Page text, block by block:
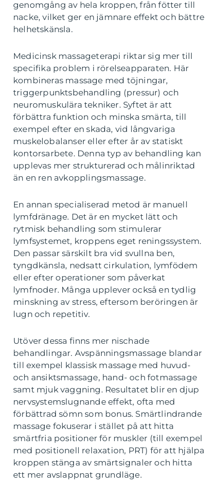
genomgång av hela kroppen, från fötter till
nacke, vilket ger en jämnare effekt och bättre
helhetskänsla.
Medicinsk massageterapi riktar sig mer till
specifika problem i rörelseapparaten. Här
kombineras massage med töjningar,
triggerpunktsbehandling (pressur) och
neuromuskulära tekniker. Syftet är att
förbättra funktion och minska smärta, till
exempel efter en skada, vid långvariga
muskelobalanser eller efter år av statiskt
kontorsarbete. Denna typ av behandling kan
upplevas mer strukturerad och målinriktad
än en ren avkopplingsmassage.
En annan specialiserad metod är manuell
lymfdränage. Det är en mycket lätt och
rytmisk behandling som stimulerar
lymfsystemet, kroppens eget reningssystem.
Den passar särskilt bra vid svullna ben,
tyngdkänsla, nedsatt cirkulation, lymfödem
eller efter operationer som påverkat
lymfnoder. Många upplever också en tydlig
minskning av stress, eftersom beröringen är
lugn och repetitiv.
Utöver dessa finns mer nischade
behandlingar. Avspänningsmassage blandar
till exempel klassisk massage med huvud-
och ansiktsmassage, hand- och fotmassage
samt mjuk vaggning. Resultatet blir en djup
nervsystemslugnande effekt, ofta med
förbättrad sömn som bonus. Smärtlindrande
massage fokuserar i stället på att hitta
smärtfria positioner för muskler (till exempel
med positionell relaxation, PRT) för att hjälpa
kroppen stänga av smärtsignaler och hitta
ett mer avslappnat grundläge.